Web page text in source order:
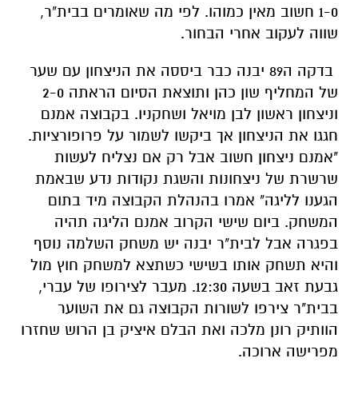
1-0 חשוב מאין כמוהו. לפי מה שאומרים בבית"ר,
שווה לעקוב אחרי הבחור.
בדקה ה89 יבנה כבר ביססה את הניצחון עם שער
של המחליף שון כהן ותוצאת הסיום הראתה 2-0
וניצחון ראשון לבן מויאל ושחקניו. בקבוצה אמנם
חגגו את הניצחון אך ביקשו לשמור על פרופורציות.
"אמנם ניצחון חשוב אבל רק אם נצליח לעשות
שרשרת של ניצחונות והשגת נקודות נדע שבאמת
הגענו לליגה" אמרו בהנהלת הקבוצה מיד בתום
המשחק. ביום שישי הקרוב אמנם הליגה תהיה
בפגרה אבל לבית"ר יבנה יש משחק השלמה נוסף
והיא תשחק אותו בשישי כשתצא למשחק חוץ מול
גבעת זאב בשעה 12:30. מעבר לצירופו של עברי,
בבית"ר צירפו לשורות הקבוצה גם את השוער
הוותיק רונן מלכה ואת הבלם איציק בן הרוש שחזרו
מפרישה ארוכה.